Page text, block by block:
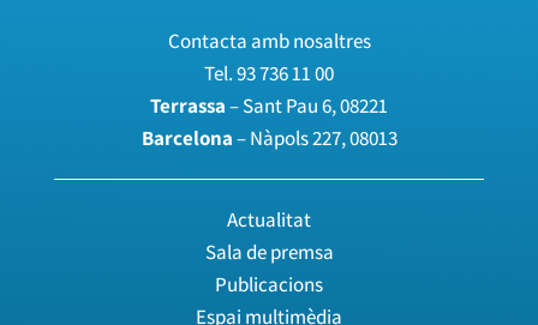
Contacta amb nosaltres
Tel.93 736 11 00
Terrassa– Sant Pau 6, 08221
Barcelona– Nàpols 227, 08013
Actualitat
Sala de premsa
Publicacions
Espai multimèdia